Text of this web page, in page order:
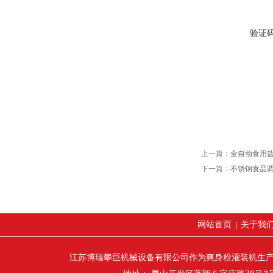
验证
上一篇： 全自动食用
下一篇： 不锈钢食品
网站首页 关于我
江苏博瑞攀巨机械设备有限公司作为爽身粉灌装机生